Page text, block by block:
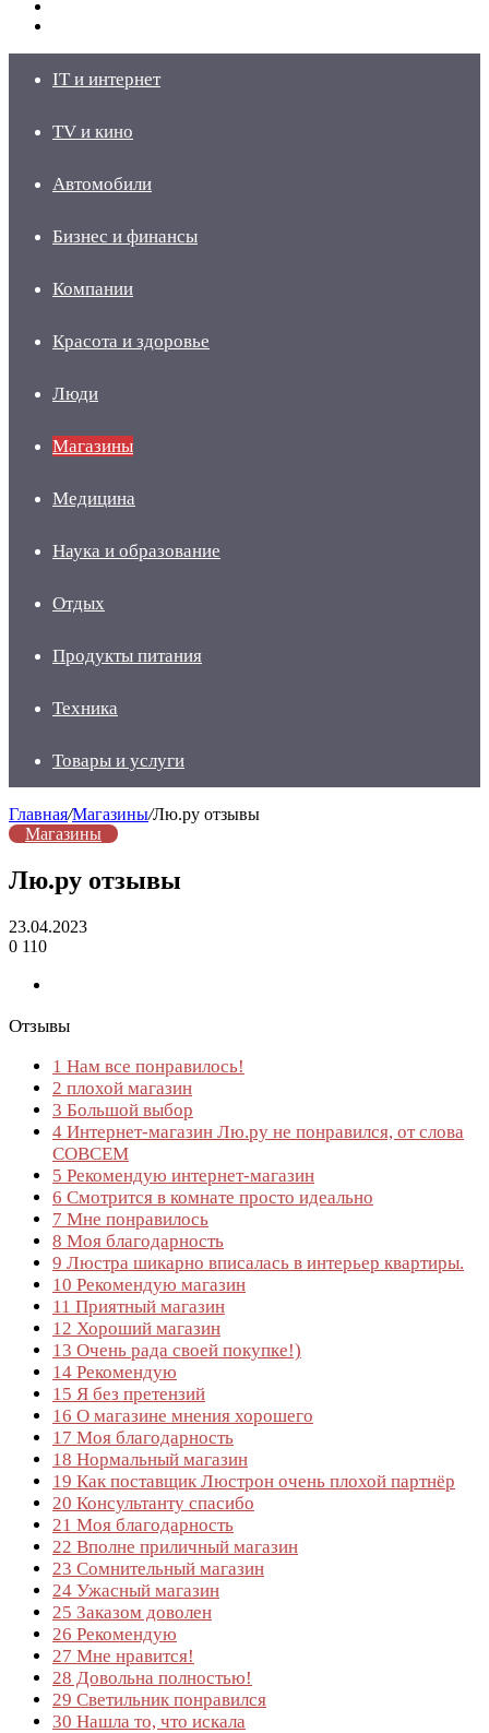
IT и интернет
TV и кино
Автомобили
Бизнес и финансы
Компании
Красота и здоровье
Люди
Магазины
Медицина
Наука и образование
Отдых
Продукты питания
Техника
Товары и услуги
Главная/Магазины/Лю.ру отзывы
Магазины
Лю.ру отзывы
23.04.2023
0 110
Отзывы
1 Нам все понравилось!
2 плохой магазин
3 Большой выбор
4 Интернет-магазин Лю.ру не понравился, от слова
СОВСЕМ
5 Рекомендую интернет-магазин
6 Смотрится в комнате просто идеально
7 Мне понравилось
8 Моя благодарность
9 Люстра шикарно вписалась в интерьер квартиры.
10 Рекомендую магазин
11 Приятный магазин
12 Хороший магазин
13 Очень рада своей покупке!)
14 Рекомендую
15 Я без претензий
16 О магазине мнения хорошего
17 Моя благодарность
18 Нормальный магазин
19 Как поставщик Люстрон очень плохой партнёр
20 Консультанту спасибо
21 Моя благодарность
22 Вполне приличный магазин
23 Сомнительный магазин
24 Ужасный магазин
25 Заказом доволен
26 Рекомендую
27 Мне нравится!
28 Довольна полностью!
29 Светильник понравился
30 Нашла то, что искала